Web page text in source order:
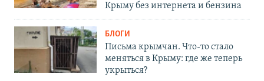
Крыму без интернета и бензина
БЛОГИ
Письма крымчан. Что-то стало
меняться в Крыму: где же теперь
укрыться?